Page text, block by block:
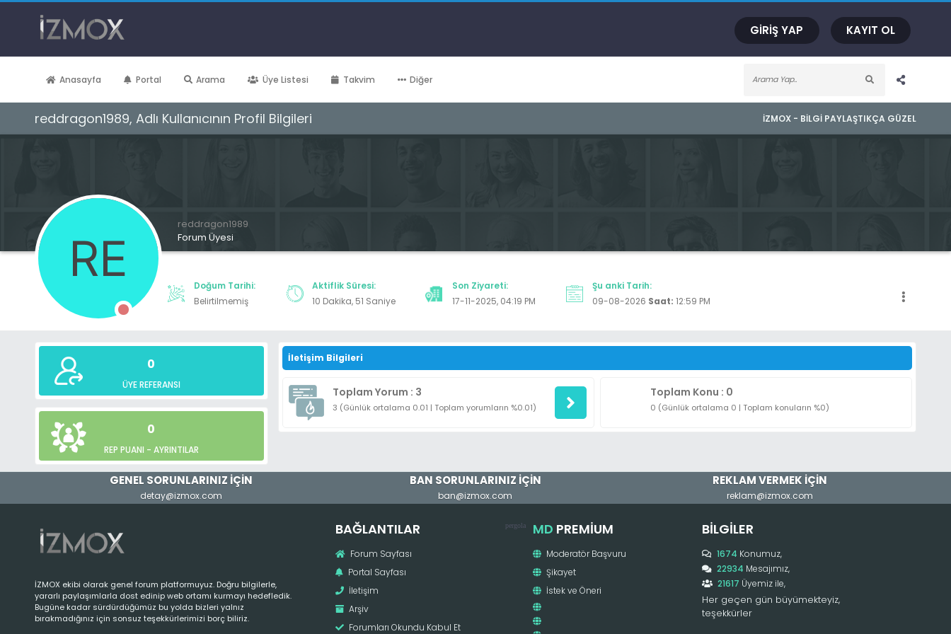
GIRIŞ YAP KAYIT OL
Anasayfa Portal Arama Üye Listesi Takvim Diğer
reddragon1989, Adlı Kullanıcının Profil Bilgileri İZMOX - BILGI PAYLAŞTIKÇA GÜZEL
reddragon1989
Forum Üyesi
Doğum Tarihi:
Belirtilmemiş
Aktiflik Süresi:
10 Dakika, 51 Saniye
Son Ziyareti:
17-11-2025, 04:19 PM
Şu anki Tarih:
09-08-2026 Saat: 12:59 PM
0
ÜYE REFERANSI
0
REP PUANI - AYRINTILAR
İletişim Bilgileri
Toplam Yorum : 3
3 (Günlük ortalama 0.01 | Toplam yorumların %0.01)
Toplam Konu : 0
0 (Günlük ortalama 0 | Toplam konuların %0)
GENEL SORUNLARINIZ İÇİN
detay@izmox.com
BAN SORUNLARINIZ İÇİN
ban@izmox.com
REKLAM VERMEK İÇİN
reklam@izmox.com
İZMOX ekibi olarak genel forum platformuyuz. Doğru bilgilerle,
yararlı paylaşımlarla dost edinip web ortamı kurmayı hedefledik.
Bugüne kadar sürdürdüğümüz bu yolda bizleri yalnız
bırakmadığınız için sonsuz teşekkürlerimizi borç biliriz.
BAĞLANTILAR
Forum Sayfası
Portal Sayfası
İletişim
Arşiv
Forumları Okundu Kabul Et
pergola MD PREMIUM
Moderatör Başvuru
Şikayet
İstek ve Öneri
BILGILER
1674 Konumuz,
22934 Mesajımız,
21617 Üyemiz ile,
Her geçen gün büyümekteyiz,
teşekkürler